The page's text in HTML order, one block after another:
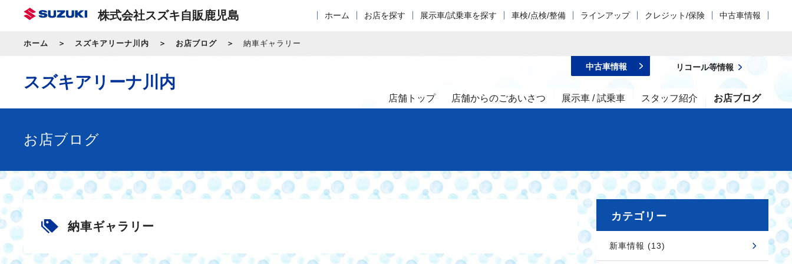
株式会社スズキ自販鹿児島 ホーム お店を探す 展示車/試乗車を探す 車検/点検/整備 ラインアップ クレジット/保険 中古車情報
ホーム スズキアリーナ川内 お店ブログ 納車ギャラリー
スズキアリーナ川内
店舗トップ 店舗からのごあいさつ 展示車 / 試乗車 スタッフ紹介 お店ブログ
中古車情報 リコール等情報
お店ブログ
納車ギャラリー
カテゴリー
新車情報 (13)